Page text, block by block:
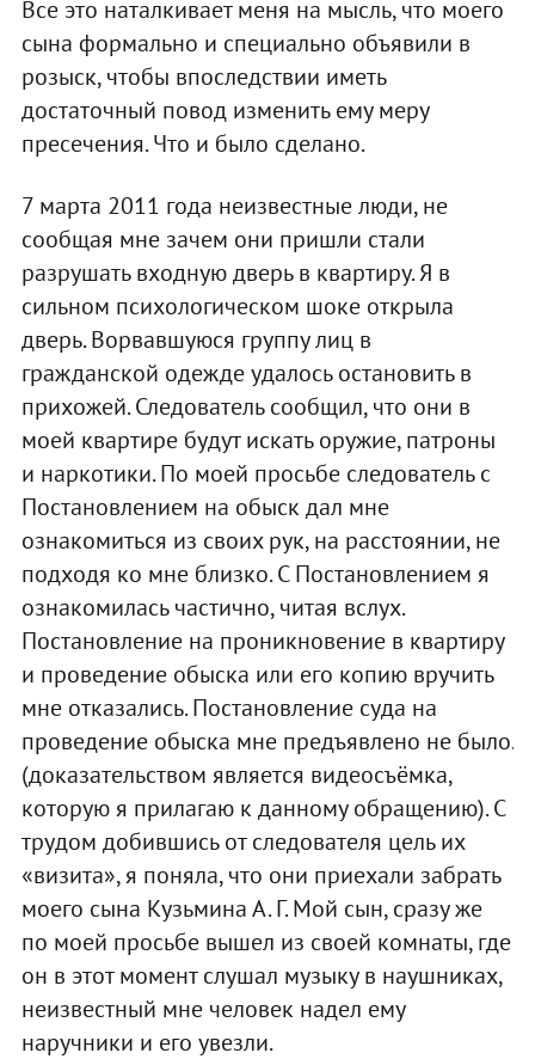
Все это наталкивает меня на мысль, что моего
сына формально и специально объявили в
розыск, чтобы впоследствии иметь
достаточный повод изменить ему меру
пресечения. Что и было сделано.
7 марта 2011 года неизвестные люди, не
сообщая мне зачем они пришли стали
разрушать входную дверь в квартиру. Я в
сильном психологическом шоке открыла
дверь. Ворвавшуюся группу лиц в
гражданской одежде удалось остановить в
прихожей. Следователь сообщил, что они в
моей квартире будут искать оружие, патроны
и наркотики. По моей просьбе следователь с
Постановлением на обыск дал мне
ознакомиться из своих рук, на расстоянии, не
подходя ко мне близко. С Постановлением я
ознакомилась частично, читая вслух.
Постановление на проникновение в квартиру
и проведение обыска или его копию вручить
мне отказались. Постановление суда на
проведение обыска мне предъявлено не было.
(доказательством является видеосъёмка,
которую я прилагаю к данному обращению). С
трудом добившись от следователя цель их
«визита», я поняла, что они приехали забрать
моего сына Кузьмина А. Г. Мой сын, сразу же
по моей просьбе вышел из своей комнаты, где
он в этот момент слушал музыку в наушниках,
неизвестный мне человек надел ему
наручники и его увезли.